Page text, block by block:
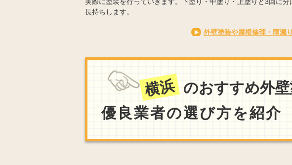
長持ちします。
外壁塗装や屋根修理・雨漏
横浜 のおすすめ外
優良業者の選び方を紹介